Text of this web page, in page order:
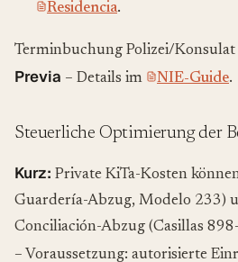
Residencia.
Terminbuchung Polizei/
Previa – Details im NIE-Guide.
Steuerliche Optimierung der
Kurz: Private KiTa-Kosten
Guardería-Abzug, Modelo 233)
Conciliación-Abzug (Casillas
– Voraussetzung: autorisierte